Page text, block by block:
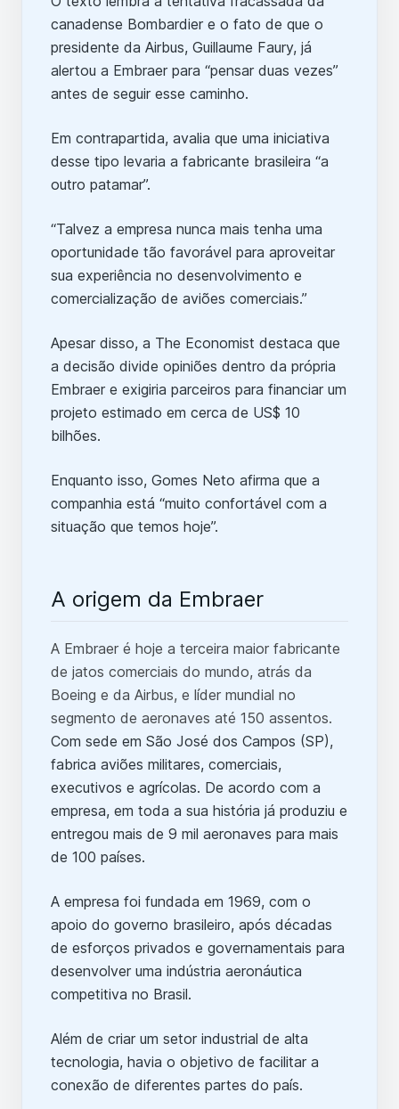
canadense Bombardier e o fato de que o
presidente da Airbus, Guillaume Faury, já
alertou a Embraer para “pensar duas vezes”
antes de seguir esse caminho.
Em contrapartida, avalia que uma iniciativa
desse tipo levaria a fabricante brasileira “a
outro patamar”.
“Talvez a empresa nunca mais tenha uma
oportunidade tão favorável para aproveitar
sua experiência no desenvolvimento e
comercialização de aviões comerciais.”
Apesar disso, a The Economist destaca que
a decisão divide opiniões dentro da própria
Embraer e exigiria parceiros para financiar um
projeto estimado em cerca de US$ 10
bilhões.
Enquanto isso, Gomes Neto afirma que a
companhia está “muito confortável com a
situação que temos hoje”.
A origem da Embraer
A Embraer é hoje a terceira maior fabricante
de jatos comerciais do mundo, atrás da
Boeing e da Airbus, e líder mundial no
segmento de aeronaves até 150 assentos.
Com sede em São José dos Campos (SP),
fabrica aviões militares, comerciais,
executivos e agrícolas. De acordo com a
empresa, em toda a sua história já produziu e
entregou mais de 9 mil aeronaves para mais
de 100 países.
A empresa foi fundada em 1969, com o
apoio do governo brasileiro, após décadas
de esforços privados e governamentais para
desenvolver uma indústria aeronáutica
competitiva no Brasil.
Além de criar um setor industrial de alta
tecnologia, havia o objetivo de facilitar a
conexão de diferentes partes do país.